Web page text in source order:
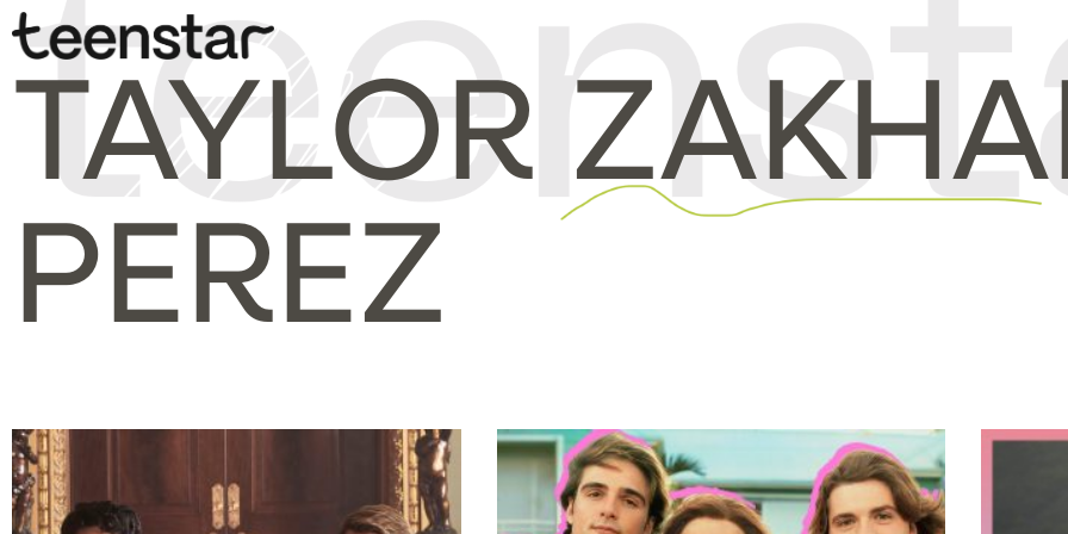
TAYLOR
PEREZ